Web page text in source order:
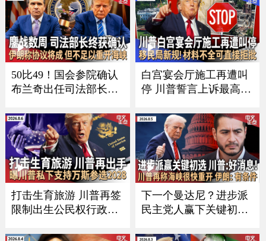
50比49！国会参院确认
布兰奇出任司法部长｜
未包括川普优先事项｜
伊朗称与阿曼接近达成
霍尔木兹海峡协议 但不
足以重开航线｜西班牙
对来自意大利旅客实施
临时边检《中文正点》2
6.8.8
白宫宴会厅施工再遭叫
停 川普誓言上诉最高法
名确认扫除关键障碍｜
意外！全美7月就业减少
2.3万｜移民局新规：材
料不全可直接拒批｜8死
30多伤！泰国突发校园
枪案《中文正点》26.8.7
打击生育旅游 川普再签
限制出生公民权行政令
缺报道 力挺赫格塞斯｜
下一个曼达尼？进步派
民主党人赢下关键初选
木兹海峡很快重开 伊朗